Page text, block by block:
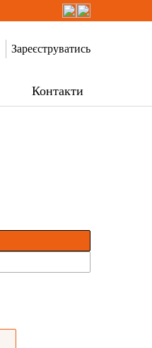
Зареєструватись
Контакти